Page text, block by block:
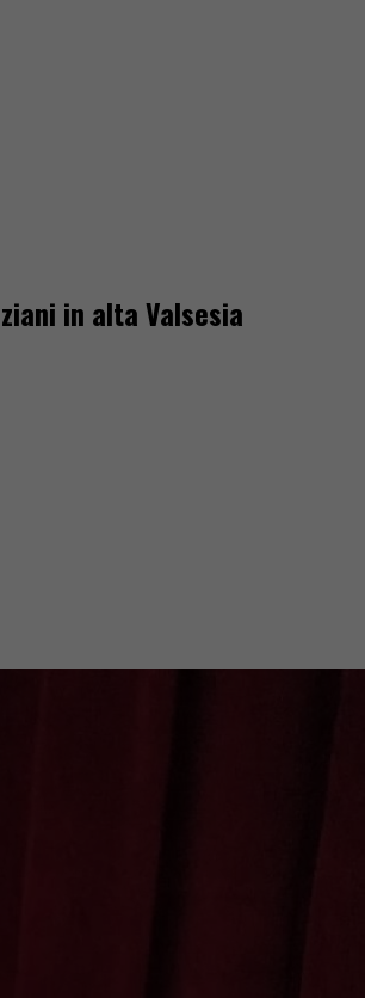
in alta Valsesia